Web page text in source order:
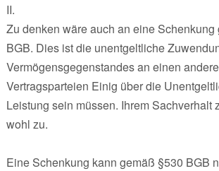
II.
Zu denken wäre auch an eine Schenkung
BGB. Dies ist die unentgeltliche
Vermögensgegenstandes an einen
Vertragsparteien Einig über die
Leistung sein müssen. Ihrem Sachverhalt
wohl zu.
Eine Schenkung kann gemäß §530 BGB